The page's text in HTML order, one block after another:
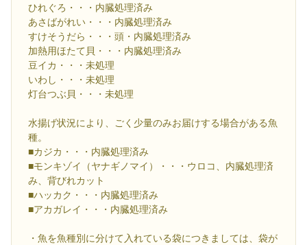
ひれぐろ・・・内臓処理済み
あさばがれい・・・内臓処理済み
すけそうだら・・・頭・内臓処理済み
加熱用ほたて貝・・・内臓処理済み
豆イカ・・・未処理
いわし・・・未処理
灯台つぶ貝・・・未処理
水揚げ状況により、ごく少量のみお届けする場合がある魚
種。
■カジカ・・・内臓処理済み
■モンキゾイ（ヤナギノマイ）・・・ウロコ、内臓処理済
み、背びれカット
■ハッカク・・・内臓処理済み
■アカガレイ・・・内臓処理済み
・魚を魚種別に分けて入れている袋につきましては、袋が